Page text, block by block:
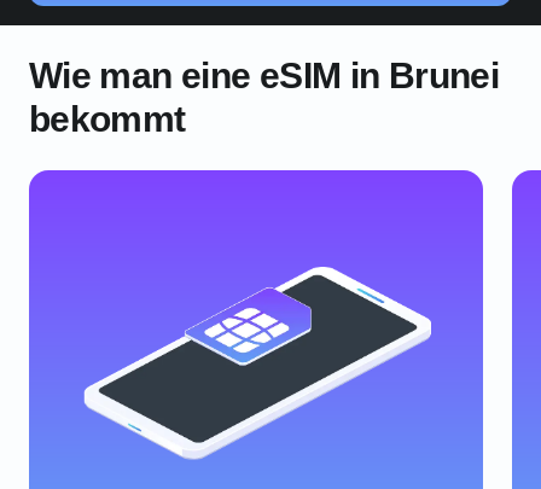
Wie man eine eSIM in Brunei
bekommt